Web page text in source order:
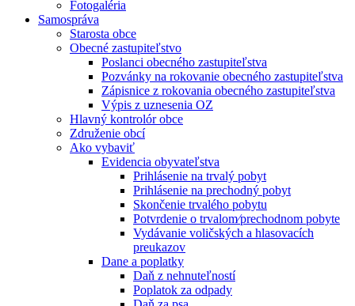
Fotogaléria
Samospráva
Starosta obce
Obecné zastupiteľstvo
Poslanci obecného zastupiteľstva
Pozvánky na rokovanie obecného zastupiteľstva
Zápisnice z rokovania obecného zastupiteľstva
Výpis z uznesenia OZ
Hlavný kontrolór obce
Združenie obcí
Ako vybaviť
Evidencia obyvateľstva
Prihlásenie na trvalý pobyt
Prihlásenie na prechodný pobyt
Skončenie trvalého pobytu
Potvrdenie o trvalom⁄prechodnom pobyte
Vydávanie voličských a hlasovacích
preukazov
Dane a poplatky
Daň z nehnuteľností
Poplatok za odpady